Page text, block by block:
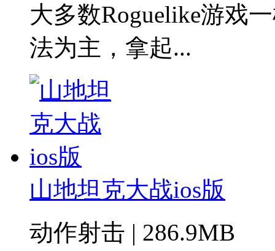
大多数Roguelike游戏
法为主，拿起...
山地坦克大战ios版
动作射击 | 286.9MB